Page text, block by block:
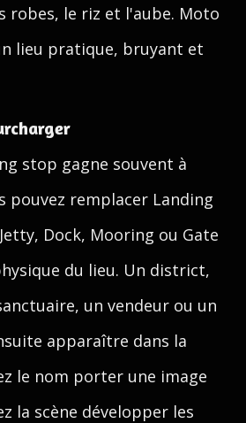
robes, le riz et l'aube. Moto
lieu pratique, bruyant et
stop gagne souvent à
pouvez remplacer Landing
Dock, Mooring ou Gate
du lieu. Un district,
un vendeur ou un
apparaître dans la
le nom porter une image
la scène développer les